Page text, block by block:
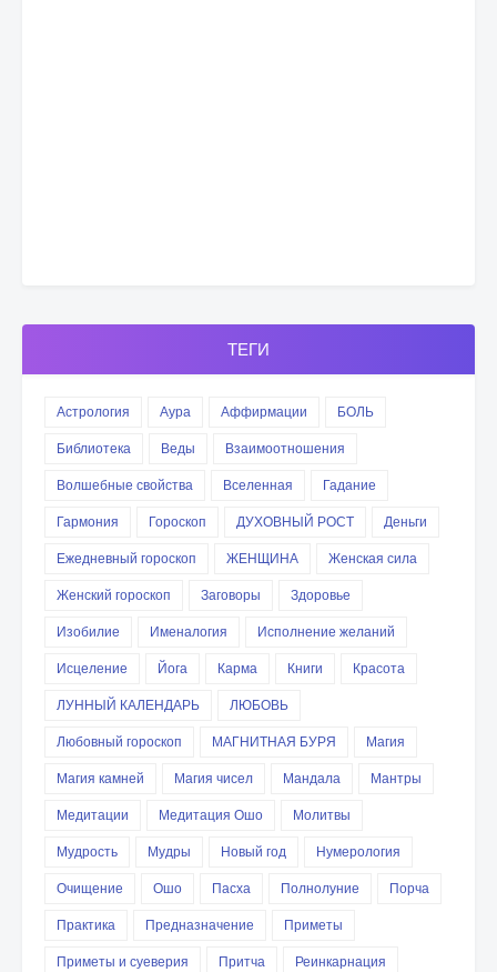
ТЕГИ
Астрология Аура Аффирмации
БОЛЬ
Библиотека
Веды
Взаимоотношения
Волшебные свойства
Вселенная
Гадание
Гармония
Гороскоп ДУХОВНЫЙ РОСТ
Деньги
Ежедневный гороскоп
ЖЕНЩИНА
Женская сила
Женский гороскоп
Заговоры
Здоровье
Изобилие
Именалогия
Исполнение желаний
Исцеление
Йога Карма Книги
Красота
ЛУННЫЙ КАЛЕНДАРЬ
ЛЮБОВЬ
Любовный гороскоп
МАГНИТНАЯ БУРЯ
Магия
Магия камней
Магия чисел Мандала
Мантры
Медитации
Медитация Ошо
Молитвы
Мудрость
Мудры Новый год
Нумерология
Очищение
Ошо Пасха Полнолуние
Порча
Практика
Предназначение
Приметы
Приметы и суеверия
Притча
Реинкарнация